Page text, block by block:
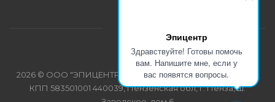
Эпицентр
Здравствуйте! Готовы помочь
вам. Напишите мне, если у
вас появятся вопросы.
2026 © ООО "ЭПИЦЕНТР-СПЕЦОДЕЖДА" ИНН 5835103358
КПП 583501001 440039, Пензенская обл, г. Пенза, ш.